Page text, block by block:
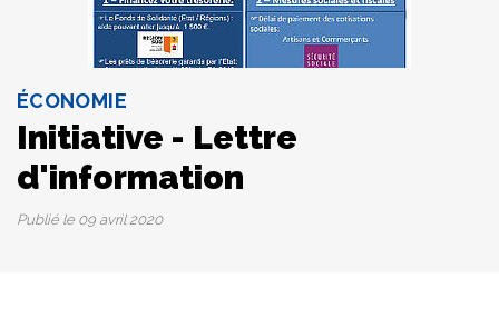
ÉCONOMIE
Initiative - Lettre
d'information
Publié le 09 avril 2020